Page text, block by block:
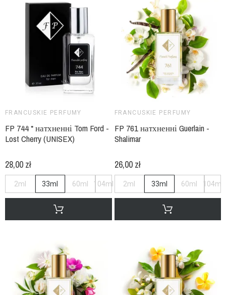
FRANCUSKIE PERFUMY
FP 744 * натхненні Tom Ford -
Lost Cherry (UNISEX)
28,00 zł
2ml 33ml 60ml 104ml
FRANCUSKIE PERFUMY
FP 761 натхненні Guerlain -
Shalimar
26,00 zł
2ml 33ml 60ml 104ml